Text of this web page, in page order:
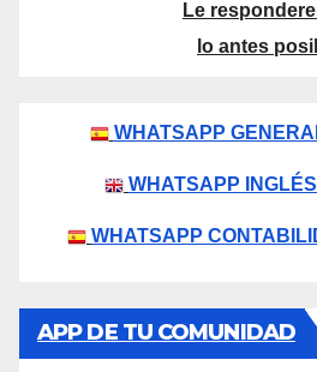
Le
lo antes
WHATSAPP
WHATSAPP
WHATSAPP
APP DE TU COMUNIDAD